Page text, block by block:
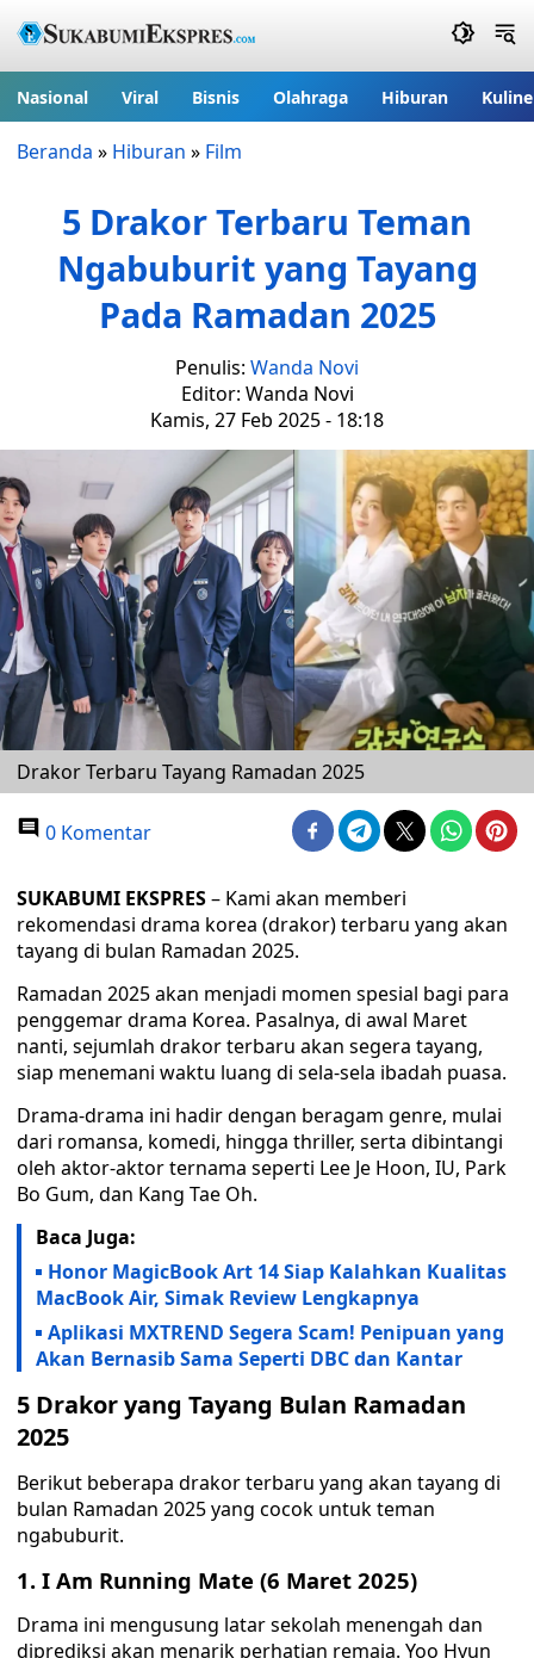
Nasional Viral Bisnis Olahraga Hiburan
Beranda » Hiburan » Film
5 Drakor Terbaru Teman
Ngabuburit yang Tayang
Pada Ramadan 2025
Penulis: Wanda Novi
Editor: Wanda Novi
Kamis, 27 Feb 2025 - 18:18
Drakor Terbaru Tayang Ramadan 2025
0 Komentar
SUKABUMI EKSPRES– Kami akan memberi
rekomendasi drama korea (drakor) terbaru yang akan
tayang di bulan Ramadan 2025.
Ramadan 2025 akan menjadi momen spesial bagi para
penggemar drama Korea. Pasalnya, di awal Maret
nanti, sejumlah drakor terbaru akan segera tayang,
siap menemani waktu luang di sela-sela ibadah puasa.
Drama-drama ini hadir dengan beragam genre, mulai
dari romansa, komedi, hingga thriller, serta dibintangi
oleh aktor-aktor ternama seperti Lee Je Hoon, IU, Park
Bo Gum, dan Kang Tae Oh.
Baca Juga:
Honor MagicBook Art 14 Siap Kalahkan Kualitas
MacBook Air, Simak Review Lengkapnya
Aplikasi MXTREND Segera Scam! Penipuan yang
Akan Bernasib Sama Seperti DBC dan Kantar
5 Drakor yang Tayang Bulan Ramadan
2025
Berikut beberapa drakor terbaru yang akan tayang di
bulan Ramadan 2025 yang cocok untuk teman
ngabuburit.
1. I Am Running Mate (6 Maret 2025)
Drama ini mengusung latar sekolah menengah dan
diprediksi akan menarik perhatian remaja. Yoo Hyun